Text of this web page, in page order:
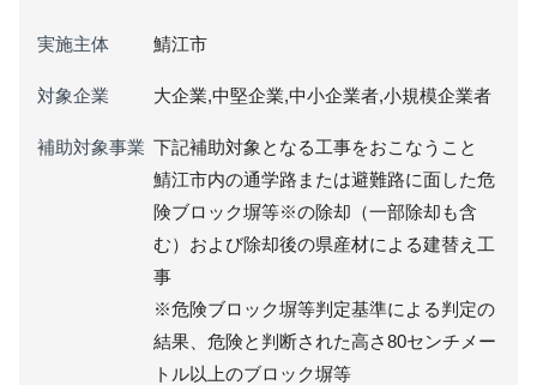
実施主体 鯖江市
対象企業 大企業,中堅企業,中小企業者,小規模企業者
補助対象事業 下記補助対象となる工事をおこなうこと
鯖江市内の通学路または避難路に面した危
険ブロック塀等※の除却（一部除却も含
む）および除却後の県産材による建替え工
事
※危険ブロック塀等判定基準による判定の
結果、危険と判断された高さ80センチメー
トル以上のブロック塀等